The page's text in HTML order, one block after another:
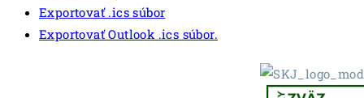
Exportovať .ics súbor
Exportovať Outlook .ics súbor.